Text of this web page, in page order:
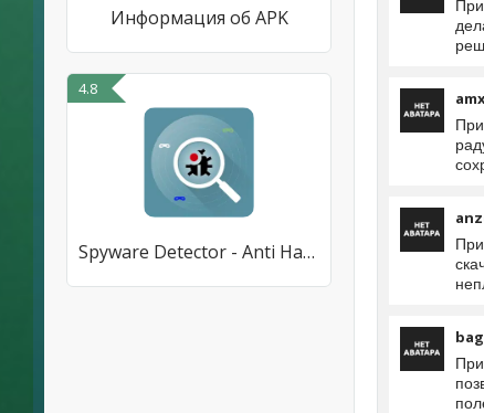
Информация об APK
4.8
Spyware Detector - Anti Hacker